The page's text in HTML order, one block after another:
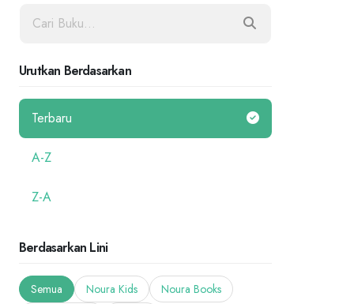
Urutkan Berdasarkan
Terbaru
A-Z
Z-A
Berdasarkan Lini
Semua Noura Kids
Noura Books